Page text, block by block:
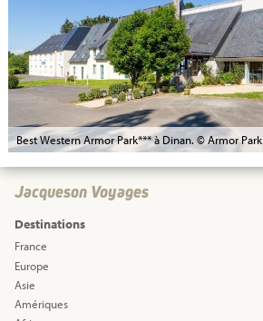
Best Western Armor Park*** à Dinan. © Armor Park
Jacqueson Voyages
Destinations
France
Europe
Asie
Amériques